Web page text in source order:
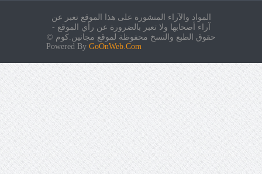
المواد والآراء المنشورة على هذا الموقع تعبر عن
آراء أصحابها ولا تعبر بالضرورة عن رأي الموقع -
حقوق الطبع والنسخ محفوظة لموقع مجانين.كوم ©
Powered By GoOnWeb.Com